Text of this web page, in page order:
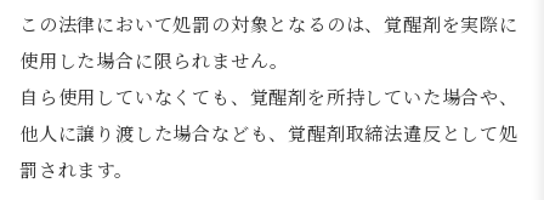
この法律において処罰の対象となるのは、覚醒剤を実際に
使用した場合に限られません。
自ら使用していなくても、覚醒剤を所持していた場合や、
他人に譲り渡した場合なども、覚醒剤取締法違反として処
罰されます。